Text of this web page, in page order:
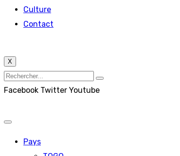
Culture
Contact
X
Facebook Twitter Youtube
Pays